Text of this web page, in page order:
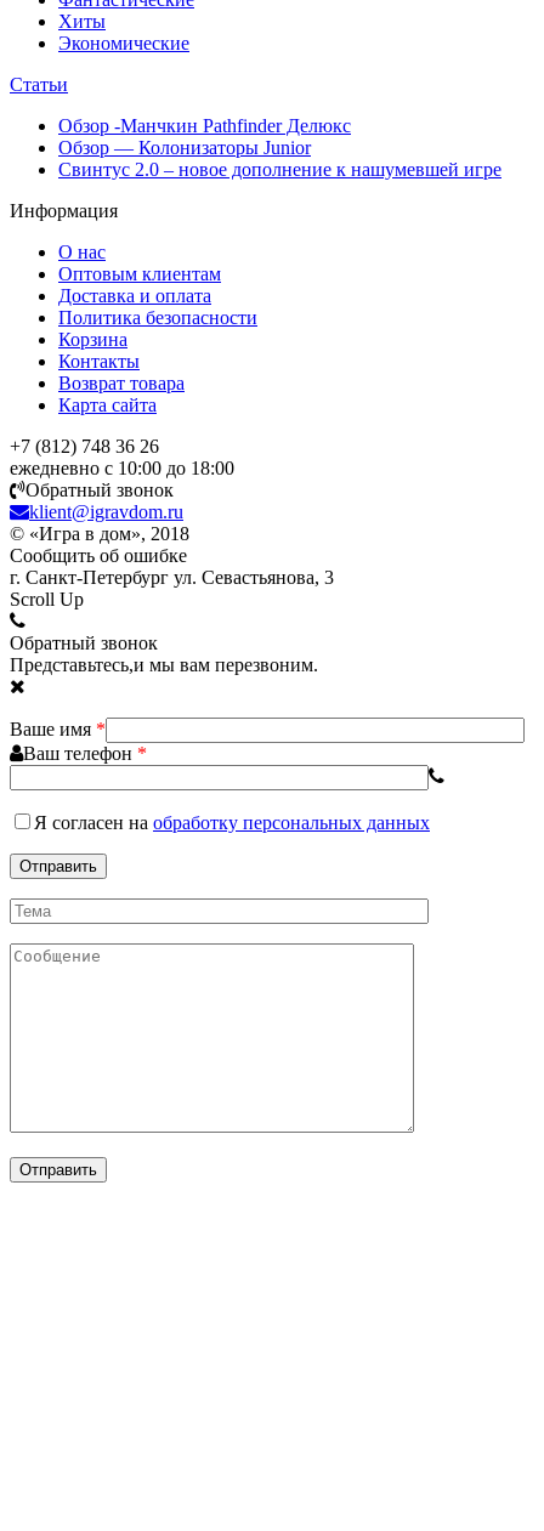
Хиты
Экономические
Статьи
Обзор -Манчкин Pathfinder Делюкс
Обзор — Колонизаторы Junior
Свинтус 2.0 – новое дополнение к нашумевшей игре
Информация
О нас
Оптовым клиентам
Доставка и оплата
Политика безопасности
Корзина
Контакты
Возврат товара
Карта сайта
+7 (812) 748 36 26
ежедневно с 10:00 до 18:00
Обратный звонок
klient@igravdom.ru
© «Игра в дом», 2018
Сообщить об ошибке
г. Санкт-Петербург ул. Севастьянова, 3
Scroll Up
Обратный звонок
Представьтесь,и мы вам перезвоним.
Ваше имя *
Ваш телефон *
Я согласен на обработку персональных данных